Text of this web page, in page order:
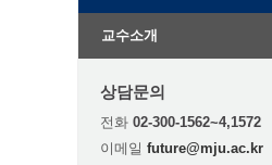
교수소개
상담문의
전화 02-300-1562~4,1572
이메일 future@mju.ac.kr